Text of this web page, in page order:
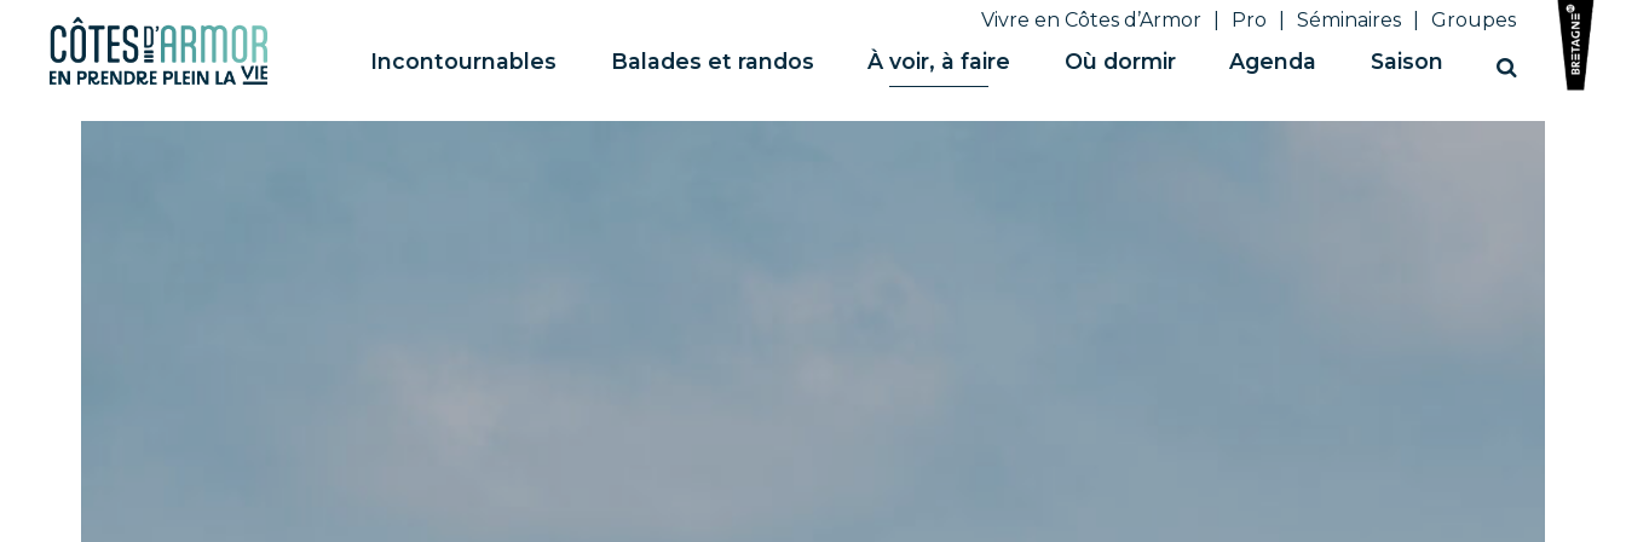
Panneau de gestion des cookies Vivre en Côtes d’Armor Pro Séminaires Groupes
Incontournables Balades et randos À voir, à faire Où dormir Agenda Saison